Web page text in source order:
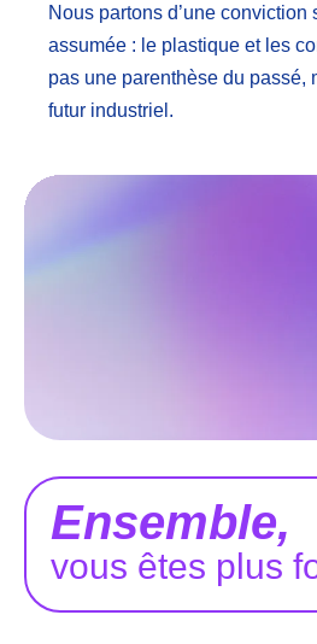
Nous partons d’une conviction
assumée : le plastique et les
pas une parenthèse du passé,
futur industriel.
Ensemble,
vous êtes plus